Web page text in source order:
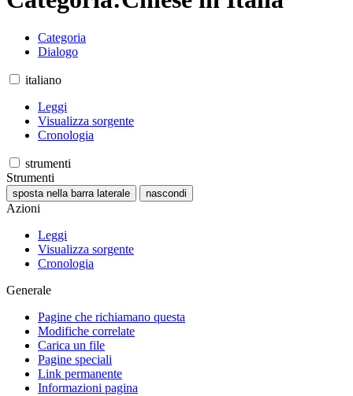
Categoria
Dialogo
italiano
Leggi
Visualizza sorgente
Cronologia
strumenti
Strumenti
sposta nella barra laterale nascondi
Azioni
Leggi
Visualizza sorgente
Cronologia
Generale
Pagine che richiamano questa
Modifiche correlate
Carica un file
Pagine speciali
Link permanente
Informazioni pagina